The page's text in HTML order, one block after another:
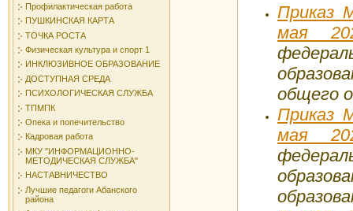
Профилактическая работа
ПУШКИНСКАЯ КАРТА
ТОЧКА РОСТА
Физическая культура и спорт 1
ИНКЛЮЗИВНОЕ ОБРАЗОВАНИЕ
ДОСТУПНАЯ СРЕДА
ПСИХОЛОГИЧЕСКАЯ СЛУЖБА
ТПМПК
Опека и попечительство
Кадровая работа
МКУ "ИНФОРМАЦИОННО-
МЕТОДИЧЕСКАЯ СЛУЖБА"
НАСТАВНИЧЕСТВО
Лучшие педагоги Абанского
района
Приказ
мая
общего
Приказ
мая